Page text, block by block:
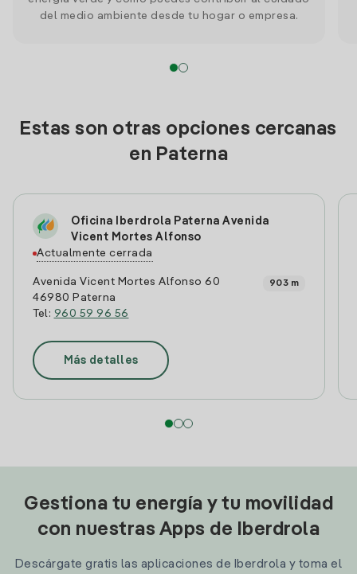
del medio ambiente desde tu hogar o empresa.
Estas son otras opciones cercanas
en Paterna
Oficina Iberdrola Paterna Avenida
Vicent Mortes Alfonso
Actualmente cerrada
Avenida Vicent Mortes Alfonso 60
46980 Paterna
Tel: 960 59 96 56
903 m
Más detalles
Gestiona tu energía y tu movilidad
con nuestras Apps de Iberdrola
Descárgate gratis las aplicaciones de Iberdrola y toma el